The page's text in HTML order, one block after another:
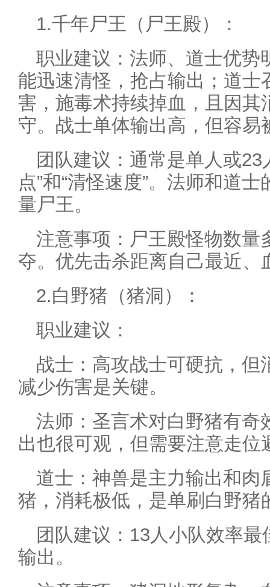
1.千年尸王（尸王殿）：
职业建议：法师、道士优势
能迅速清怪，抢占输出；道士
害，施毒术持续掉血，且因其
守。战士单体输出高，但容易
团队建议：通常是单人或23
点”和“清怪速度”。法师和道
量尸王。
注意事项：尸王殿怪物数量
夺。优先击杀距离自己最近、
2.白野猪（猪洞）：
职业建议：
战士：高攻战士可硬抗，但
减少伤害是关键。
法师：圣言术对白野猪有奇
出也很可观，但需要注意走位
道士：神兽是主力输出和肉
猪，消耗极低，是单刷白野猪
团队建议：13人小队效率
输出。